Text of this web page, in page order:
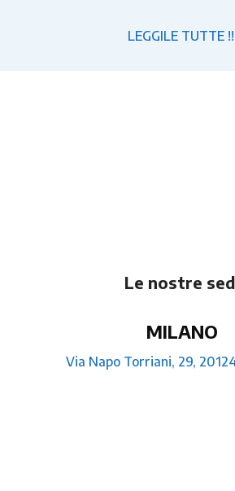
LEGGILE TUTTE
Le nostre
MILANO
Via Napo Torriani, 29,